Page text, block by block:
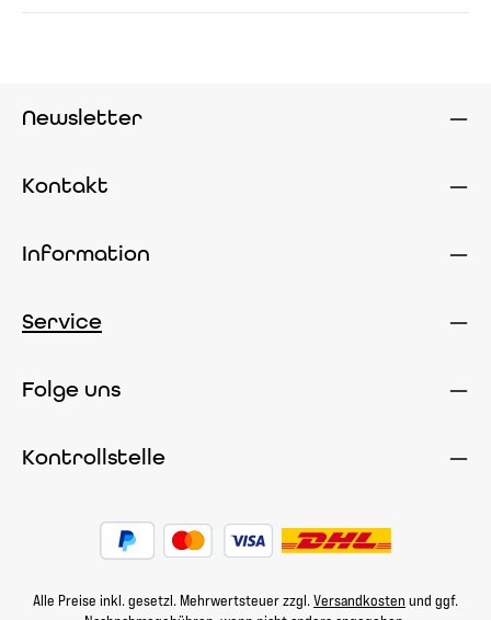
Newsletter
Kontakt
Information
Service
Folge uns
Kontrollstelle
Alle Preise inkl. gesetzl. Mehrwertsteuer zzgl. Versandkosten und ggf.